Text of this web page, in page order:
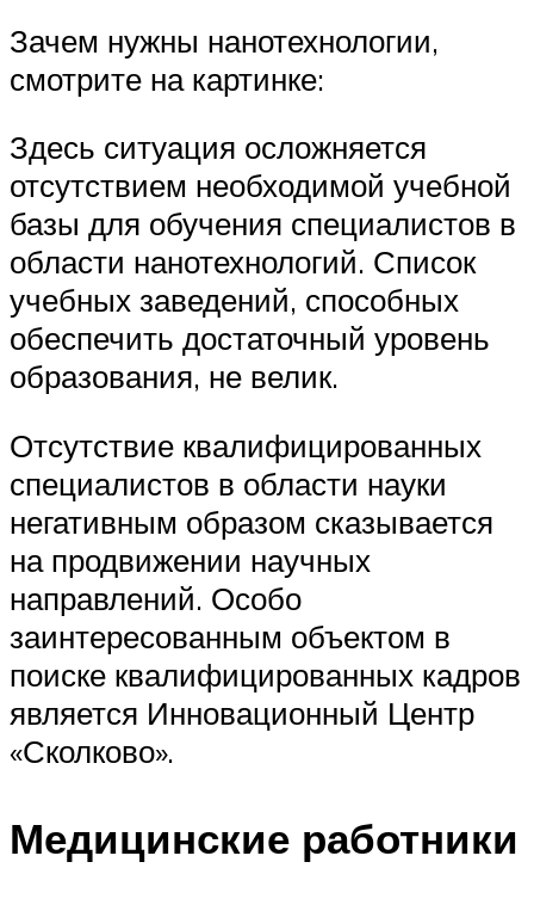
Зачем нужны нанотехнологии,
смотрите на картинке:
Здесь ситуация осложняется
отсутствием необходимой учебной
базы для обучения специалистов в
области нанотехнологий. Список
учебных заведений, способных
обеспечить достаточный уровень
образования, не велик.
Отсутствие квалифицированных
специалистов в области науки
негативным образом сказывается
на продвижении научных
направлений. Особо
заинтересованным объектом в
поиске квалифицированных кадров
является Инновационный Центр
«Сколково».
Медицинские работники